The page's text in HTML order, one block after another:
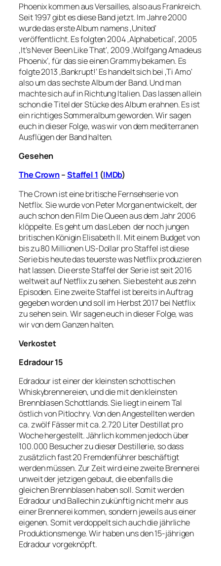
Phoenix kommen aus Versailles, also aus Frankreich.
Seit 1997 gibt es diese Band jetzt. Im Jahre 2000
wurde das erste Album namens ‚United‘
veröffentlicht. Es folgten 2004 ‚Alphabetical‘, 2005
‚It’s Never Been Like That‘, 2009 ‚Wolfgang Amadeus
Phoenix‘, für das sie einen Grammy bekamen. Es
folgte 2013 ‚Bankrupt!‘ Es handelt sich bei ‚Ti Amo‘
also um das sechste Album der Band. Und man
machte sich auf in Richtung Italien. Das lassen allein
schon die Titel der Stücke des Album erahnen. Es ist
ein richtiges Sommeralbum geworden. Wir sagen
euch in dieser Folge, was wir von dem mediterranen
Ausflügen der Band halten.
Gesehen
The Crown–Staffel 1 (IMDb)
The Crown ist eine britische Fernsehserie von
Netflix. Sie wurde von Peter Morgan entwickelt, der
auch schon den Film Die Queen aus dem Jahr 2006
klöppelte. Es geht um das Leben der noch jungen
britischen Königin Elisabeth II. Mit einem Budget von
bis zu 80 Millionen US-Dollar pro Staffel ist diese
Serie bis heute das teuerste was Netflix produzieren
hat lassen. Die erste Staffel der Serie ist seit 2016
weltweit auf Netflix zu sehen. Sie besteht aus zehn
Episoden. Eine zweite Staffel ist bereits in Auftrag
gegeben worden und soll im Herbst 2017 bei Netflix
zu sehen sein. Wir sagen euch in dieser Folge, was
wir von dem Ganzen halten.
Verkostet
Edradour 15
Edradour ist einer der kleinsten schottischen
Whiskybrennereien, und die mit den kleinsten
Brennblasen Schottlands. Sie liegt in einem Tal
östlich von Pitlochry. Von den Angestellten werden
ca. zwölf Fässer mit ca. 2.720 Liter Destillat pro
Woche hergestellt. Jährlich kommen jedoch über
100.000 Besucher zu dieser Destillerie, so dass
zusätzlich fast 20 Fremdenführer beschäftigt
werden müssen. Zur Zeit wird eine zweite Brennerei
unweit der jetzigen gebaut, die ebenfalls die
gleichen Brennblasen haben soll. Somit werden
Edradour und Ballechin zukünftig nicht mehr aus
einer Brennerei kommen, sondern jeweils aus einer
eigenen. Somit verdoppelt sich auch die jährliche
Produktionsmenge. Wir haben uns den 15-jährigen
Edradour vorgeknöpft.